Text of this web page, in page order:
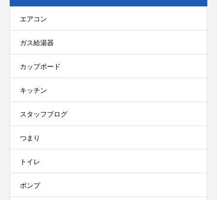
エアコン
ガス給湯器
カップボード
キッチン
スタッフブログ
つまり
トイレ
ポンプ